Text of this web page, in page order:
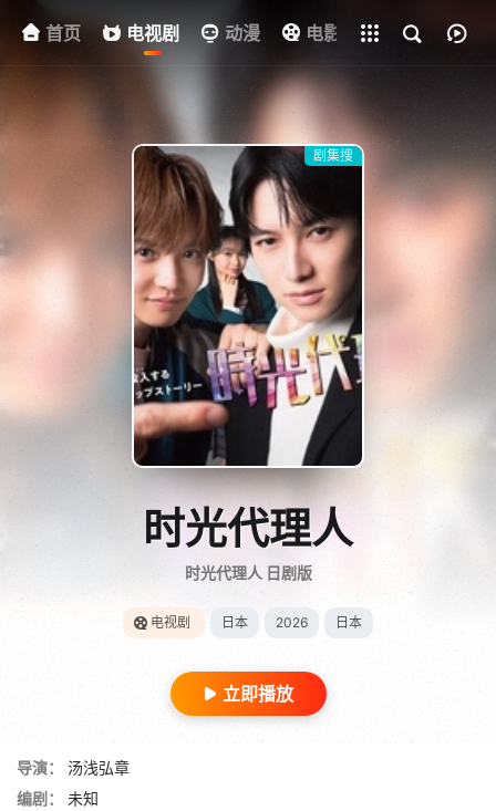
首页 电视剧 动漫 电影 其他
全部影片
剧集搜
时光代理人
时光代理人 日剧版
电视剧 日本 2026 日本
立即播放
导演：
汤浅弘章
编剧：
未知